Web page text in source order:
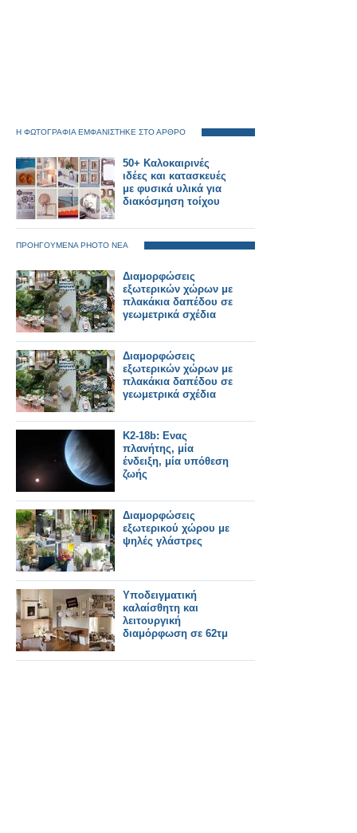
Η ΦΩΤΟΓΡΑΦΙΑ ΕΜΦΑΝΙΣΤΗΚΕ ΣΤΟ ΑΡΘΡΟ
50+ Καλοκαιρινές
ιδέες και κατασκευές
με φυσικά υλικά για
διακόσμηση τοίχου
ΠΡΟΗΓΟΥΜΕΝΑ PHOTO ΝΕΑ
Διαμορφώσεις
εξωτερικών χώρων με
πλακάκια δαπέδου σε
γεωμετρικά σχέδια
Διαμορφώσεις
εξωτερικών χώρων με
πλακάκια δαπέδου σε
γεωμετρικά σχέδια
K2-18b: Ενας
πλανήτης, μία
ένδειξη, μία υπόθεση
ζωής
Διαμορφώσεις
εξωτερικού χώρου με
ψηλές γλάστρες
Υποδειγματική
καλαίσθητη και
λειτουργική
διαμόρφωση σε 62τμ